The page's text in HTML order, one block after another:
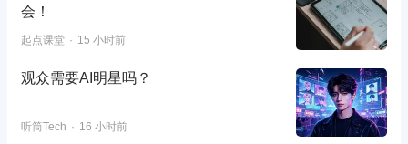
会！
起点课堂 15 小时前
观众需要AI明星吗？
听筒Tech 16 小时前